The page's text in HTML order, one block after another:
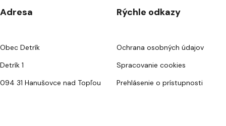
Adresa
Obec Detrík
Detrík 1
094 31 Hanušovce nad Topľou
Rýchle odkazy
Ochrana osobných údajov
Spracovanie cookies
Prehlásenie o prístupnosti